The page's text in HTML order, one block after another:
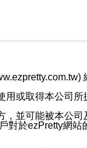
或取得本公司所
並可能被本公
於ezPretty網